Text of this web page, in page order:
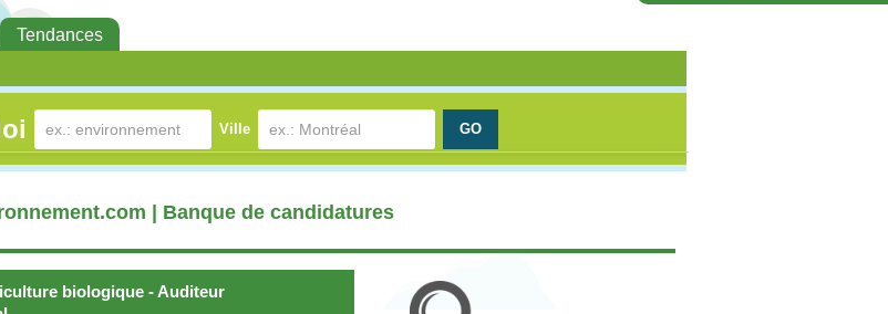
Tendances
Ville
| Banque de candidatures
biologique - Auditeur